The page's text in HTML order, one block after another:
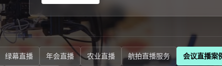
绿幕直播 年会直播 农业直播 航拍直播服务 会议直播案